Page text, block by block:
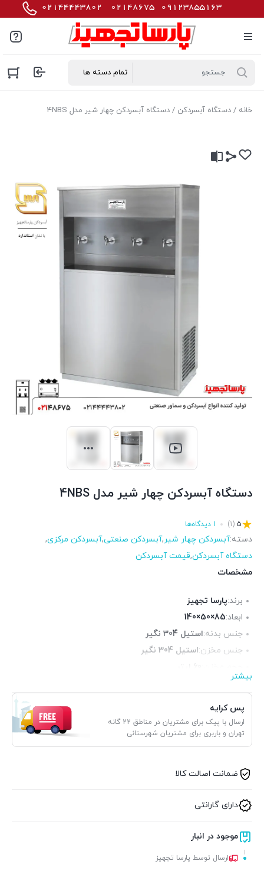
خانه / دستگاه آبسردکن / دستگاه آبسردکن چهار شیر مدل 4NBS
دستگاه آبسردکن چهار شیر مدل 4NBS
5
(1) 1 دیدگاه‌ها
دسته:آبسردکن چهار شیر,آبسردکن صنعتی,آبسردکن مرکزی,
دستگاه آبسردکن,قیمت آبسردکن
مشخصات
برند:پارسا تجهیز
ابعاد:85×50×140
جنس بدنه:استیل 304 نگیر
جنس مخزن:استیل 304 نگیر
بازدهی:
قدرت موتور: 1/2 اسب
بیشتر
پس کرایه
ارسال با پیک برای مشتریان در مناطق 22 گانه
تهران و باربری برای مشتریان شهرستانی
ضمانت اصالت کالا
دارای گارانتی
موجود در انبار
ارسال توسط پارسا تجهیز